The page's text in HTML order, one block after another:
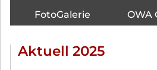
FotoGalerie
OWA
Aktuell 2025